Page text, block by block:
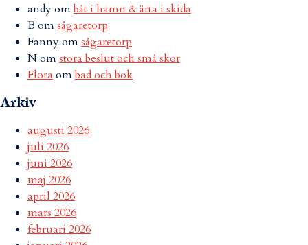
andyombåt i hamn & ärta i skida
B omsågaretorp
Fannyomsågaretorp
Nomstora beslut och små skor
Flora ombad och bok
Arkiv
augusti 2026
juli 2026
juni 2026
maj 2026
april 2026
mars 2026
februari 2026